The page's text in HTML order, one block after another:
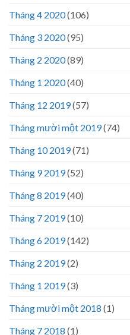
Tháng 4 2020(106)
Tháng 3 2020(95)
Tháng 2 2020(89)
Tháng 1 2020(40)
Tháng 12 2019(57)
Tháng mười một 2019(74)
Tháng 10 2019(71)
Tháng 9 2019(52)
Tháng 8 2019(40)
Tháng 7 2019(10)
Tháng 6 2019(142)
Tháng 2 2019(2)
Tháng 1 2019(3)
Tháng mười một 2018 (1)
Tháng 7 2018 (1)